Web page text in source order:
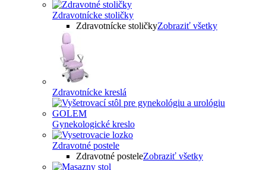
Zdravotnícke stoličky
Zdravotnícke stoličkyZobraziť všetky
Zdravotnícke kreslá
Gynekologické kreslo
Zdravotné postele
Zdravotné posteleZobraziť všetky